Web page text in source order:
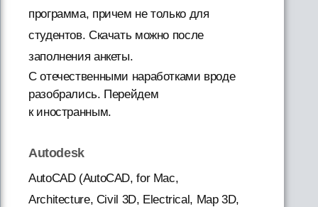
программа, причем не только для
студентов. Скачать можно после
заполнения анкеты.
С отечественными наработками вроде
разобрались. Перейдем
к иностранным.
Autodesk
AutoCAD (AutoCAD, for Mac,
Architecture, Civil 3D, Electrical, Map 3D,